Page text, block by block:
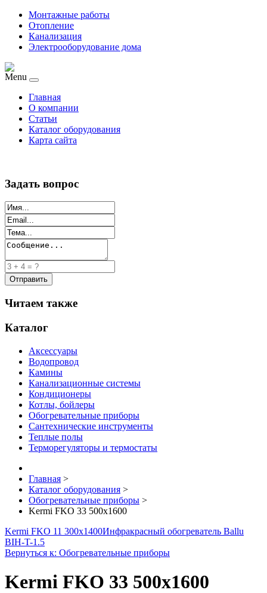
Монтажные работы
Отопление
Канализация
Электрооборудование дома
Menu
Главная
О компании
Статьи
Каталог оборудования
Карта сайта
Задать вопрос
Читаем также
Каталог
Аксессуары
Водопровод
Камины
Канализационные системы
Кондиционеры
Котлы, бойлеры
Обогревательные приборы
Сантехнические инструменты
Теплые полы
Терморегуляторы и термостаты
Главная >
Каталог оборудования >
Обогревательные приборы >
Kermi FKO 33 500x1600
Kermi FKO 11 300x1400Инфракрасный обогреватель Ballu
BIH-T-1.5
Вернуться к: Обогревательные приборы
Kermi FKO 33 500x1600